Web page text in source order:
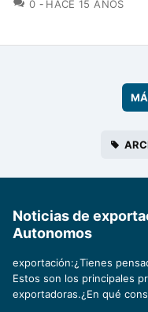
0 HACE 15 AÑOS
Noticias de
Autonomos
exportación:¿Tienes
Estos son los principales
exportadoras.¿En qué